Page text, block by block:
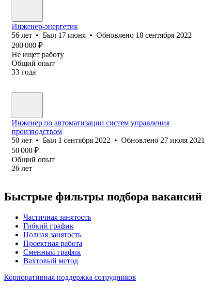
Инженер-энергетик
56 лет • Был 17 июня • Обновлено 18 сентября 2022
200 000 ₽
Не ищет работу
Общий опыт
33 года
Инженер по автоматизации систем управления
производством
50 лет • Был 1 сентября 2022 • Обновлено 27 июля 2021
50 000 ₽
Общий опыт
26 лет
Быстрые фильтры подбора вакансий
Частичная занятость
Гибкий график
Полная занятость
Проектная работа
Сменный график
Вахтовый метод
Корпоративная поддержка сотрудников